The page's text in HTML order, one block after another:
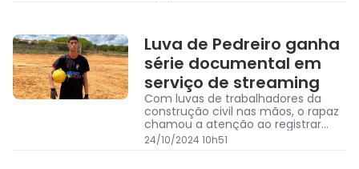
Luva de Pedreiro ganha
série documental em
serviço de streaming
Com luvas de trabalhadores da
construção civil nas mãos, o rapaz
chamou a atenção ao registrar
lances futebolísticos em um
campo de várzea em Quijingue
24/10/2024 10h51